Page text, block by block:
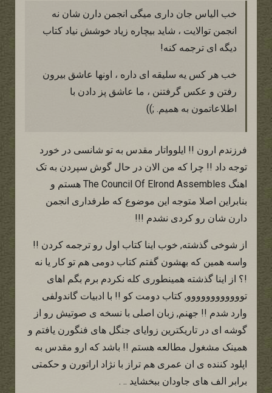
خب الیاس جان داری میگی انجمن دارن شان نه
انجمن توالایت ، شاید بیچاره زیاد خوشش نیاد کتاب
دیگه ای ترجمه کنه!
خب هر کس یه سلیقه ای داره ، اونها عاشق بیرون
رفتن و عکس گرفتنن ، ما عاشق پز دادن با
اطلاعاتمون به همیم. ;))
فرزندم ارون !! ایلوواتار مقدس به تو شانسی در خورد
توجه داد !! چرا که من الان در حال گوش سپردن به تک
اهنگ The Council Of Elrond Assembles هستم و
بنابراین اصلا متوجه این موضوع که طرفداری انجمن
دارن شان رو کردی نشدم !!!
از شوخی گذشته, خوب اینا کتاب اول رو ترجمه کردن !!
واسه همین که بهشون گفتم کتاب دومی هم تو کار یا نه
!؟ از اینا گذشته همینطوری کله نکردم برم بگم اهای
توووووووووووو, کتاب دومت کو !! با ادبیات گاندولفی
وارد شدم !! جهنم, زبان اصلی با نسخه ی صوتیش رو از
گوشه ای در تاریکترین زوایای جنگل های فنگورن یافتم و
همینک مشغول مطالعه هستم !! باشد که ارو مقدس به
اپلود کننده ی ان عمری هم تراز با نژاد اراتورن و حکمتی
برابر الف های جاودان ببخشاید .. .